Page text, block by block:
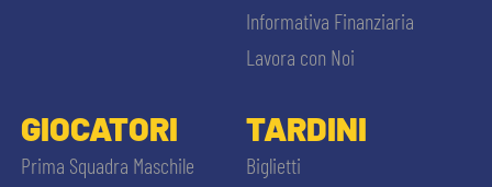
Informativa Finanziaria
Lavora con Noi
GIOCATORI
Prima Squadra Maschile
TARDINI
Biglietti